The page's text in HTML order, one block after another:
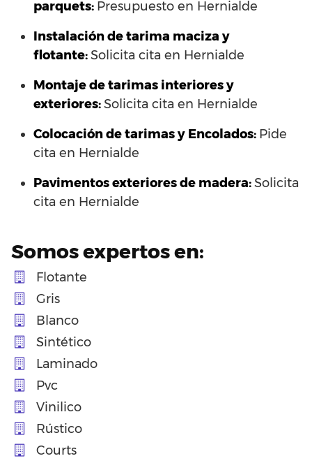
parquets: Presupuesto en Hernialde
Instalación de tarima maciza y
flotante:Solicita cita en Hernialde
Montaje de tarimas interiores y
exteriores:Solicita cita en Hernialde
Colocación de tarimas y Encolados: Pide
cita en Hernialde
Pavimentos exteriores de madera:Solicita
cita en Hernialde
Somos expertos en:
Flotante
Gris
Blanco
Sintético
Laminado
Pvc
Vinilico
Rústico
Courts